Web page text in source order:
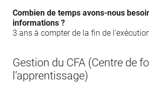
Combien de temps avons-nous
informations ?
3 ans à compter de la fin de
Gestion du CFA (Centre de
l’apprentissage)